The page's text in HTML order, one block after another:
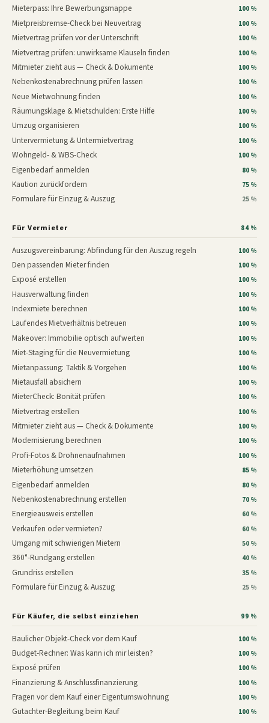
Mieterpass: Ihre Bewerbungsmappe 100 %
Mietpreisbremse-Check bei Neuvertrag 100 %
Mietvertrag prüfen vor der Unterschrift 100 %
Mietvertrag prüfen: unwirksame Klauseln finden 100 %
Mitmieter zieht aus — Check & Dokumente 100 %
Nebenkostenabrechnung prüfen lassen 100 %
Neue Mietwohnung finden 100 %
Räumungsklage & Mietschulden: Erste Hilfe 100 %
Umzug organisieren 100 %
Untervermietung & Untermietvertrag 100 %
Wohngeld- & WBS-Check 100 %
Eigenbedarf anmelden 80 %
Kaution zurückfordern 75 %
Formulare für Einzug & Auszug 25 %
Für Vermieter 84 %
Auszugsvereinbarung: Abfindung für den Auszug regeln 100 %
Den passenden Mieter finden 100 %
Exposé erstellen 100 %
Hausverwaltung finden 100 %
Indexmiete berechnen 100 %
Laufendes Mietverhältnis betreuen 100 %
Makeover: Immobilie optisch aufwerten 100 %
Miet-Staging für die Neuvermietung 100 %
Mietanpassung: Taktik & Vorgehen 100 %
Mietausfall absichern 100 %
MieterCheck: Bonität prüfen 100 %
Mietvertrag erstellen 100 %
Mitmieter zieht aus — Check & Dokumente 100 %
Modernisierung berechnen 100 %
Profi-Fotos & Drohnenaufnahmen 100 %
Mieterhöhung umsetzen 85 %
Eigenbedarf anmelden 80 %
Nebenkostenabrechnung erstellen 70 %
Energieausweis erstellen 60 %
Verkaufen oder vermieten? 60 %
Umgang mit schwierigen Mietern 50 %
360°-Rundgang erstellen 40 %
Grundriss erstellen 35 %
Formulare für Einzug & Auszug 25 %
Für Käufer, die selbst einziehen 99 %
Baulicher Objekt-Check vor dem Kauf 100 %
Budget-Rechner: Was kann ich mir leisten? 100 %
Exposé prüfen 100 %
Finanzierung & Anschlussfinanzierung 100 %
Fragen vor dem Kauf einer Eigentumswohnung 100 %
Gutachter-Begleitung beim Kauf 100 %